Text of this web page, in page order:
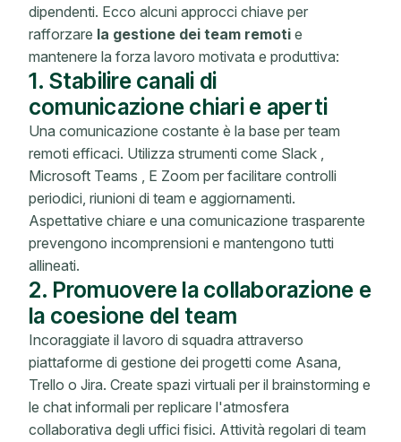
dipendenti. Ecco alcuni approcci chiave per
rafforzare la gestione dei team remoti e
mantenere la forza lavoro motivata e produttiva:
1. Stabilire canali di
comunicazione chiari e aperti
Una comunicazione costante è la base per team
remoti efficaci. Utilizza strumenti come Slack ,
Microsoft Teams , E Zoom per facilitare controlli
periodici, riunioni di team e aggiornamenti.
Aspettative chiare e una comunicazione trasparente
prevengono incomprensioni e mantengono tutti
allineati.
2. Promuovere la collaborazione e
la coesione del team
Incoraggiate il lavoro di squadra attraverso
piattaforme di gestione dei progetti come Asana,
Trello o Jira. Create spazi virtuali per il brainstorming e
le chat informali per replicare l'atmosfera
collaborativa degli uffici fisici. Attività regolari di team